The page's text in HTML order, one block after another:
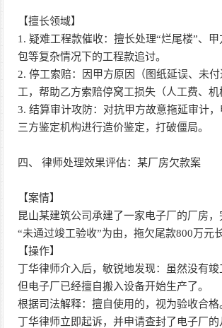
【擅长领域】
1. 疑难工程款催收：擅长处理“烂尾楼”、
包等复杂情况下的工程款追讨。
2. 停工索赔：因甲方原因（图纸延误、未
工，帮助乙方索赔停窝工损失（人工费、机
3. 结算审计攻防：对抗甲方故意拖延审计
三方鉴定机构进行造价鉴定，打破僵局。
四、 律师处理效果评估：某厂房欠款案
【案情】
昆山某建筑公司承建了一家电子厂的厂房，
“未通过竣工验收”为由，拖欠尾款800万元
【操作】
丁华律师介入后，敏锐地发现：虽然没有竣
但电子厂已经擅自搬入设备开始生产了。
根据司法解释：擅自使用的，视为验收合格
丁华律师立即起诉，并申请查封了电子厂的